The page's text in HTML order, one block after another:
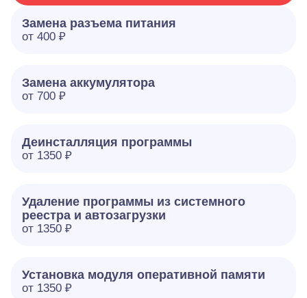
Замена разъема питания
от 400 ₽
Замена аккумулятора
от 700 ₽
Деинсталляция программы
от 1350 ₽
Удаление программы из системного
реестра и автозагрузки
от 1350 ₽
Установка модуля оперативной памяти
от 1350 ₽